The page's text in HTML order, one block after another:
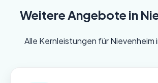
Weitere Angebote in
Alle Kernleistungen für Nievenheim